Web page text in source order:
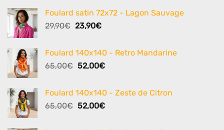
Foulard satin 72x72 - Lagon Sauvage
29,90€ Le
était :
29,90€.
23,90€Le
est :
23,90€.
Foulard 140x140 - Retro Mandarine
65,00€ Le
était :
65,00€.
52,00€Le
est :
52,00€.
Foulard 140x140 - Zeste de Citron
65,00€ Le
52,00€Le